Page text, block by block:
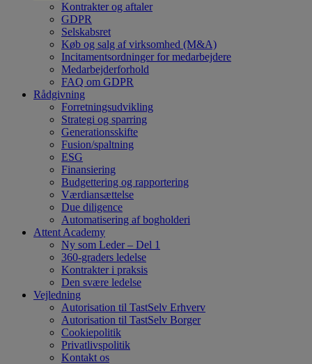
Kontrakter og aftaler
GDPR
Selskabsret
Køb og salg af virksomhed (M&A)
Incitamentsordninger for medarbejdere
Medarbejderforhold
FAQ om GDPR
Rådgivning
Forretningsudvikling
Strategi og sparring
Generationsskifte
Fusion/spaltning
ESG
Finansiering
Budgettering og rapportering
Værdiansættelse
Due diligence
Automatisering af bogholderi
Attent Academy
Ny som Leder – Del 1
360-graders ledelse
Kontrakter i praksis
Den svære ledelse
Vejledning
Autorisation til TastSelv Erhverv
Autorisation til TastSelv Borger
Cookiepolitik
Privatlivspolitik
Kontakt os